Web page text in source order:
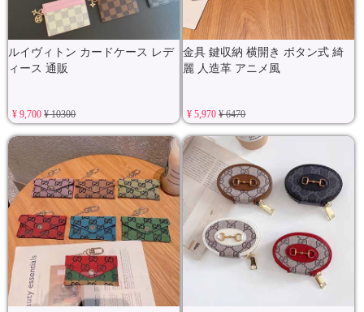
ルイヴィトン カードケース レデ
ィース 通販
¥ 9,700¥ 10300
金具 鍵収納 横開き ボタン式 綺
麗 人造革 アニメ風
¥ 5,970¥ 6470